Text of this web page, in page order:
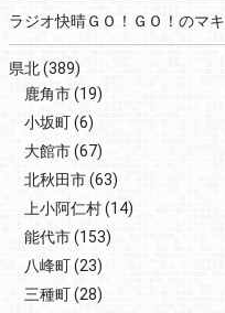
ラジオ快晴ＧＯ！ＧＯ！のマキ
県北(389)
鹿角市(19)
小坂町(6)
大館市(67)
北秋田市(63)
上小阿仁村(14)
能代市(153)
八峰町(23)
三種町(28)